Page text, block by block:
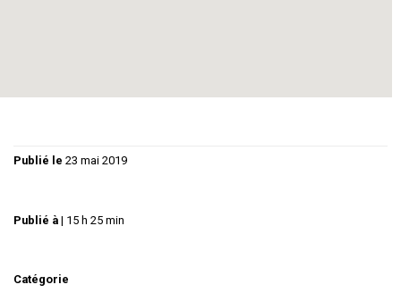
Publié le 23 mai 2019
Publié à | 15 h 25 min
Catégorie